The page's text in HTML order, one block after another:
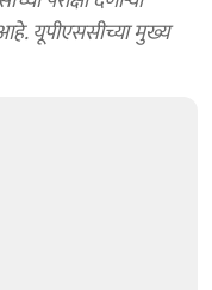
यूपीएससीच्या मुख्य